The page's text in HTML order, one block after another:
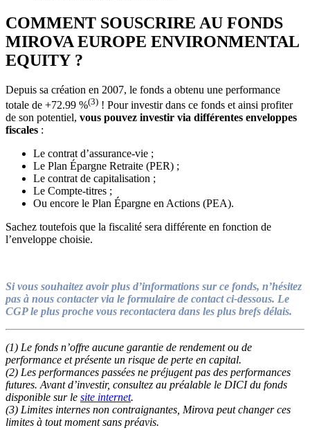
COMMENT SOUSCRIRE AU FONDS
MIROVA EUROPE ENVIRONMENTAL
EQUITY ?
Depuis sa création en 2007, le fonds a obtenu une performance
totale de +72.99 %(3) ! Pour investir dans ce fonds et ainsi profiter
de son potentiel, vous pouvez investir via différentes enveloppes
fiscales :
Le contrat d’assurance-vie ;
Le Plan Épargne Retraite (PER) ;
Le contrat de capitalisation ;
Le Compte-titres ;
Ou encore le Plan Épargne en Actions (PEA).
Sachez toutefois que la fiscalité sera différente en fonction de
l’enveloppe choisie.
Si vous souhaitez avoir plus d’informations sur ce fonds, n’hésitez
pas à nous contacter via le formulaire de contact ci-dessous. Le
CGP le plus proche vous recontactera dans les plus brefs délais.
(1) Le fonds n’offre aucune garantie de rendement ou de
performance et présente un risque de perte en capital.
(2) Les performances passées ne préjugent pas des performances
futures. Avant d’investir, consultez au préalable le DICI du fonds
disponible sur le site internet.
(3) Limites internes non contraignantes, Mirova peut changer ces
limites à tout moment sans préavis.